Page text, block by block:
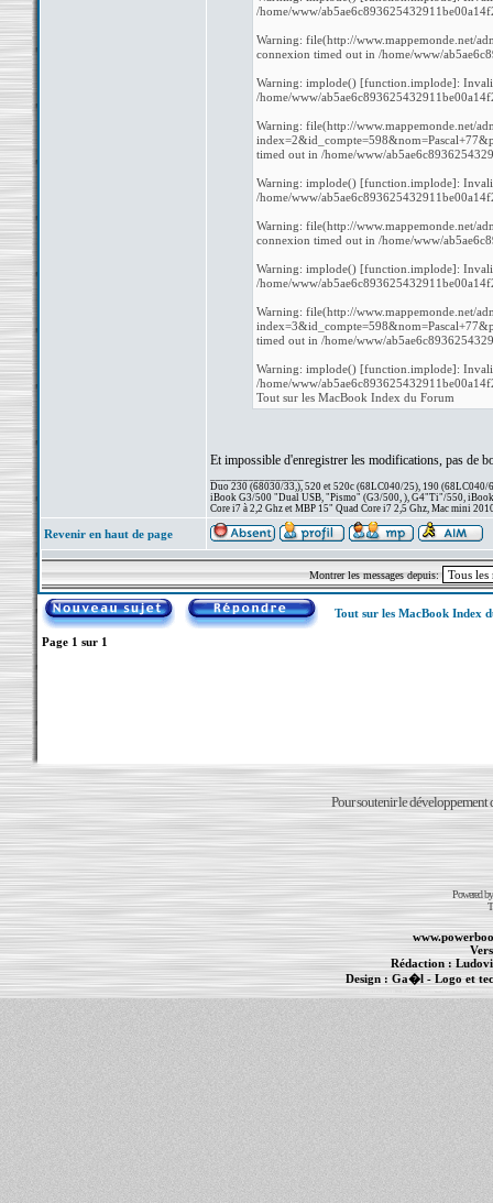
/home/www/
Warning: file(http://www.mappemonde.net/
connexion timed out in /home/www/
Warning: implode() [function.implode]:
/home/www/
Warning: file(http://www.mappemonde.net/
timed out in /home/www/
Warning: implode() [function.implode]:
/home/www/
Warning: file(http://www.mappemonde.net/
connexion timed out in /home/www/
Warning: implode() [function.implode]:
/home/www/
Warning: file(http://www.mappemonde.net/
timed out in /home/www/
Warning: implode() [function.implode]:
/home/www/
Tout sur les MacBook Index du Forum
Et impossible d'enregistrer les modifications, pas de
Duo 230 (68030/33,), 520 et 520c (68LC040/25), 190 (68LC040/
iBook G3/500 "Dual USB, "Pismo" (G3/500, ), G4"Ti"/550,
Core i7 à 2,2 Ghz et MBP 15" Quad Core i7 2,5 Ghz, Mac mini
Revenir en haut de page
Montrer les messages depuis:
Tout sur les MacBook Index
Page 1 sur 1
Pour soutenir le développement
Powered
Rédaction :
Design : Ga�l- Logo et
-